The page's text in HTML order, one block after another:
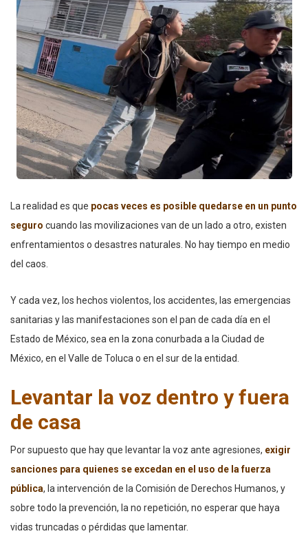
La realidad es que pocas veces es posible quedarse en un punto
seguro cuando las movilizaciones van de un lado a otro, existen
enfrentamientos o desastres naturales. No hay tiempo en medio
del caos.
Y cada vez, los hechos violentos, los accidentes, las emergencias
sanitarias y las manifestaciones son el pan de cada día en el
Estado de México, sea en la zona conurbada a la Ciudad de
México, en el Valle de Toluca o en el sur de la entidad.
Levantar la voz dentro y fuera
de casa
Por supuesto que hay que levantar la voz ante agresiones, exigir
sanciones para quienes se excedan en el uso de la fuerza
pública, la intervención de la Comisión de Derechos Humanos, y
sobre todo la prevención, la no repetición, no esperar que haya
vidas truncadas o pérdidas que lamentar.